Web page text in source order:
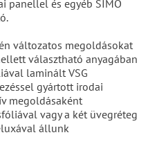
panellel és egyéb SIMO
változatos megoldásokat
választható anyagában
laminált VSG
gyártott irodai
megoldásaként
vagy a két üvegréteg
állunk